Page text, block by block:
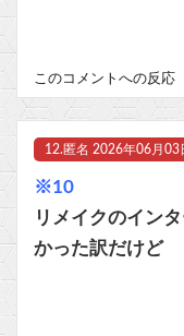
このコメントへの反応
12. 匿名 2026年06月03
※10
リメイクのイン
かった訳だけど